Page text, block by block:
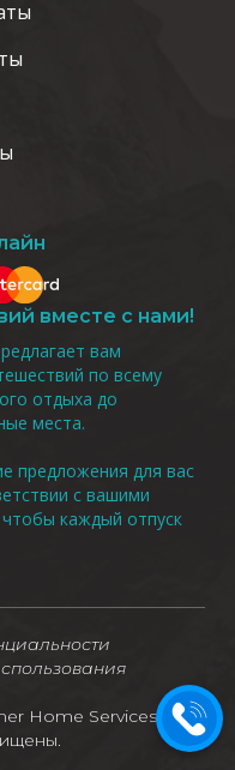
вместе с нами!
вам
по всему
отдыха до
места.
предложения для вас
с вашими
каждый отпуск
Home Services LTD -